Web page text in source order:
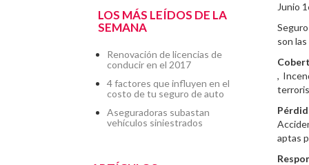
LOS MÁS LEÍDOS DE LA
SEMANA
Renovación de licencias de
conducir en el 2017
4 factores que influyen en el
costo de tu seguro de auto
Aseguradoras subastan
vehículos siniestrados
Junio
son
,
aptas